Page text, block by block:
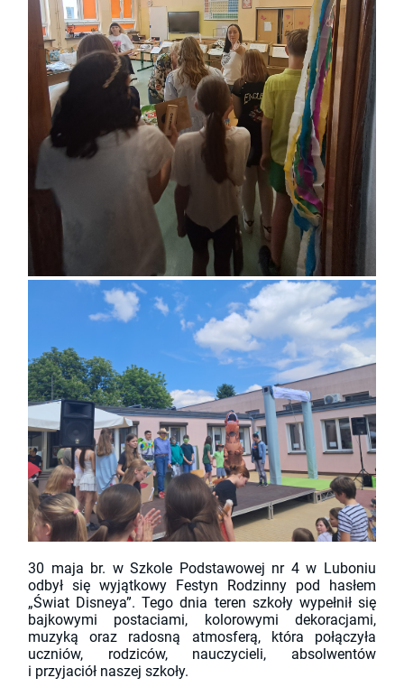
30 maja br. w Szkole Podstawowej nr 4 w Luboniu
odbył się wyjątkowy Festyn Rodzinny pod hasłem
„Świat Disneya”. Tego dnia teren szkoły wypełnił się
bajkowymi postaciami, kolorowymi dekoracjami,
muzyką oraz radosną atmosferą, która połączyła
uczniów, rodziców, nauczycieli, absolwentów
i przyjaciół naszej szkoły.